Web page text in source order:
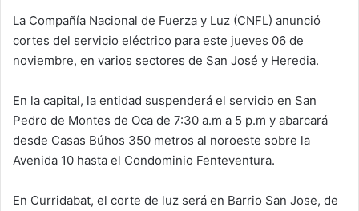
La Compañía Nacional de Fuerza y Luz (CNFL) anunció
cortes del servicio eléctrico para este jueves 06 de
noviembre, en varios sectores de San José y Heredia.
En la capital, la entidad suspenderá el servicio en San
Pedro de Montes de Oca de 7:30 a.m a 5 p.m y abarcará
desde Casas Búhos 350 metros al noroeste sobre la
Avenida 10 hasta el Condominio Fenteventura.
En Curridabat, el corte de luz será en Barrio San Jose, de